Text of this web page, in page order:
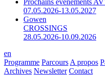
Prochains événements
07.05.2026-13.05.2027
Gowen
CROSSINGS
28.05.2026-10.09.2026
en
Programme Parcours A propos
Archives Newsletter Contact